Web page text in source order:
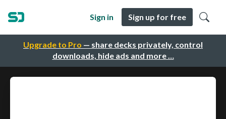
Upgrade to Pro — share decks privately, control
downloads, hide ads and more …
Sign in Sign up for free